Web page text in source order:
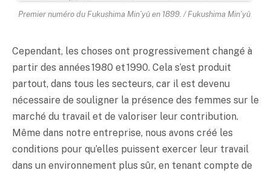
Premier numéro du Fukushima Min’yû en 1899. / Fukushima Min’yû
Cependant, les choses ont progressivement changé à
partir des années 1980 et 1990. Cela s’est produit
partout, dans tous les secteurs, car il est devenu
nécessaire de souligner la présence des femmes sur le
marché du travail et de valoriser leur contribution.
Même dans notre entreprise, nous avons créé les
conditions pour qu’elles puissent exercer leur travail
dans un environnement plus sûr, en tenant compte de